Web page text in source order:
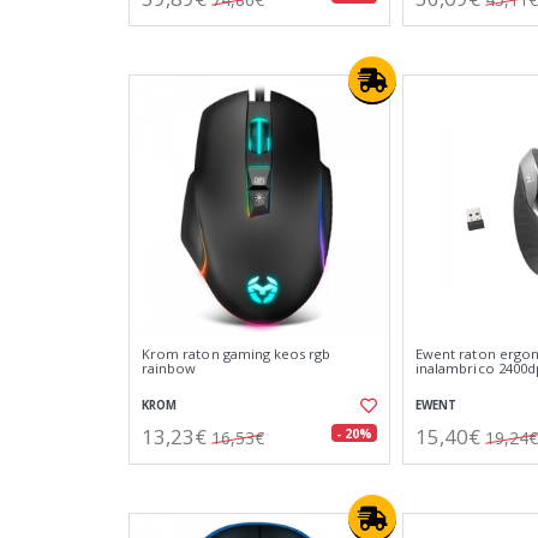
Krom raton gaming keos rgb
rainbow
KROM
13,23€ 16,53€ - 20%
Ewent raton
inalambrico
EWENT
15,40€ 19,24€